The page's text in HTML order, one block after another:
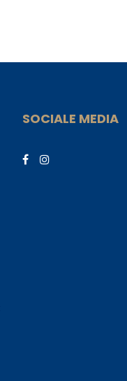
SOCIALE MEDIA